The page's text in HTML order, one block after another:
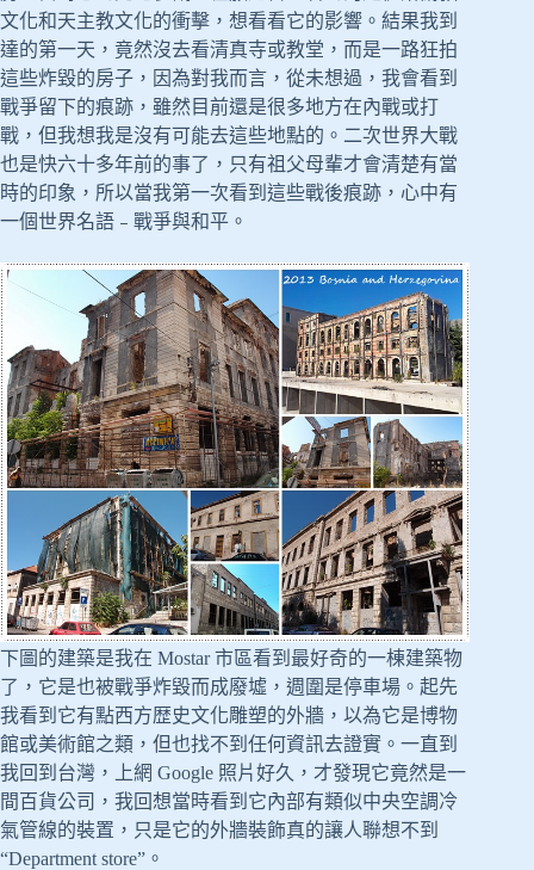
文化和天主教文化的衝擊，想看看它的影響。結果我到
達的第一天，竟然沒去看清真寺或教堂，而是一路狂拍
這些炸毀的房子，因為對我而言，從未想過，我會看到
戰爭留下的痕跡，雖然目前還是很多地方在內戰或打
戰，但我想我是沒有可能去這些地點的。二次世界大戰
也是快六十多年前的事了，只有祖父母輩才會清楚有當
時的印象，所以當我第一次看到這些戰後痕跡，心中有
一個世界名語﹣戰爭與和平。
下圖的建築是我在 Mostar 市區看到最好奇的一棟建築物
了，它是也被戰爭炸毀而成廢墟，週圍是停車場。起先
我看到它有點西方歴史文化雕塑的外牆，以為它是博物
館或美術館之類，但也找不到任何資訊去證實。一直到
我回到台灣，上網 Google 照片好久，才發現它竟然是一
間百貨公司，我回想當時看到它內部有類似中央空調冷
氣管線的裝置，只是它的外牆裝飾真的讓人聯想不到
“Department store”。